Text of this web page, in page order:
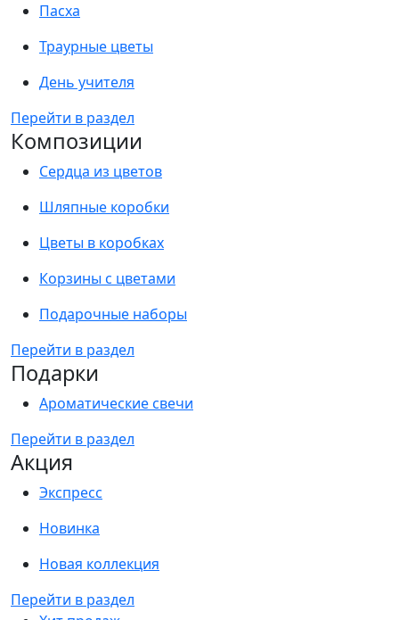
Пасха
Траурные цветы
День учителя
Перейти в раздел
Композиции
Сердца из цветов
Шляпные коробки
Цветы в коробках
Корзины с цветами
Подарочные наборы
Перейти в раздел
Подарки
Ароматические свечи
Перейти в раздел
Акция
Экспресс
Новинка
Новая коллекция
Перейти в раздел